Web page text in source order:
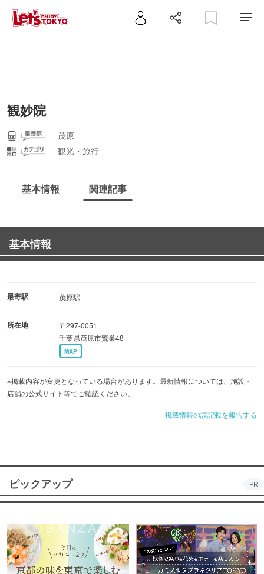
観妙院
茂原
観光・旅行
基本情報 関連記事
基本情報
最寄駅 茂原駅
所在地
〒297-0051
千葉県茂原市鷲巣48
MAP
※掲載内容が変更となっている場合があります。最新情報については、施設・
店舗の公式サイト等でご確認ください。
掲載情報の誤記載を報告する
ピックアップ PR